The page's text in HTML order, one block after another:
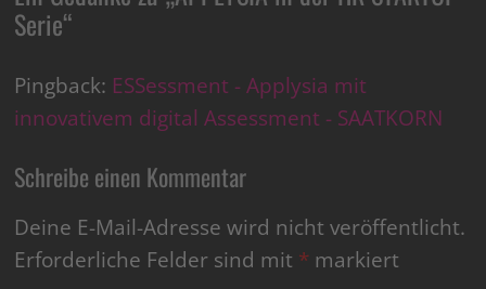
Serie“
Pingback: ESSessment - Applysia mit
innovativem digital Assessment - SAATKORN
Schreibe einen Kommentar
Deine E-Mail-Adresse wird nicht veröffentlicht.
Erforderliche Felder sind mit * markiert